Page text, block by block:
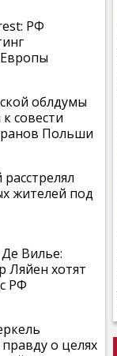
РФ
облдумы
совести
Польши
жителей под
Вилье:
Ляйен хотят
РФ
о целях